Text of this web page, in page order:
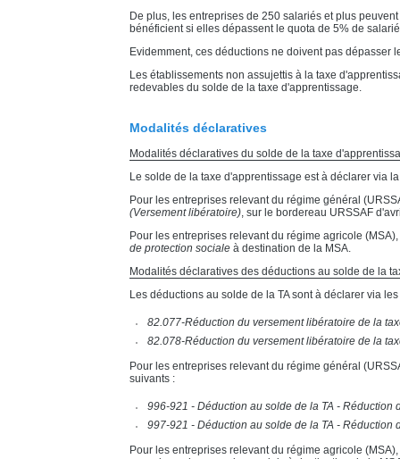
De plus, les entreprises de 250 salariés et plus
bénéficient si elles dépassent le quota de 5% de
Evidemment, ces déductions ne doivent pas dépasser
Les établissements non assujettis à la taxe
redevables du solde de la taxe d'apprentissage.
Modalités déclaratives
Modalités déclaratives du solde de la taxe
Le solde de la taxe d'apprentissage est à déclarer via
Pour les entreprises relevant du régime général
(Versement libératoire), sur le bordereau URSSAF
Pour les entreprises relevant du régime agricole
de protection sociale à destination de la MSA.
Modalités déclaratives des déductions au solde de la
Les déductions au solde de la TA sont à déclarer via
82.077-Réduction du versement libératoire de la
82.078-Réduction du versement libératoire de la
Pour les entreprises relevant du régime général
suivants :
996-921 - Déduction au solde de la TA -
997-921 - Déduction au solde de la TA -
Pour les entreprises relevant du régime agricole